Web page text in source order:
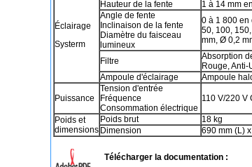
Éclairage
Systerm
Hauteur de la fente
1 à 14 mm
Angle de fente
Inclinaison de la fente
Diamètre du faisceau
lumineux
0 à 1 800 en
50, 100,
mm, Ø 0,2
Filtre
Absorption
Rouge, Anti-
Ampoule d'éclairage
Ampoule
Puissance
Tension d'entrée
Fréquence
Consommation électrique
110 V/220 V
Poids et
dimensions
Poids brut
18 kg
Dimension
690 mm (L)
Télécharger la documentation :